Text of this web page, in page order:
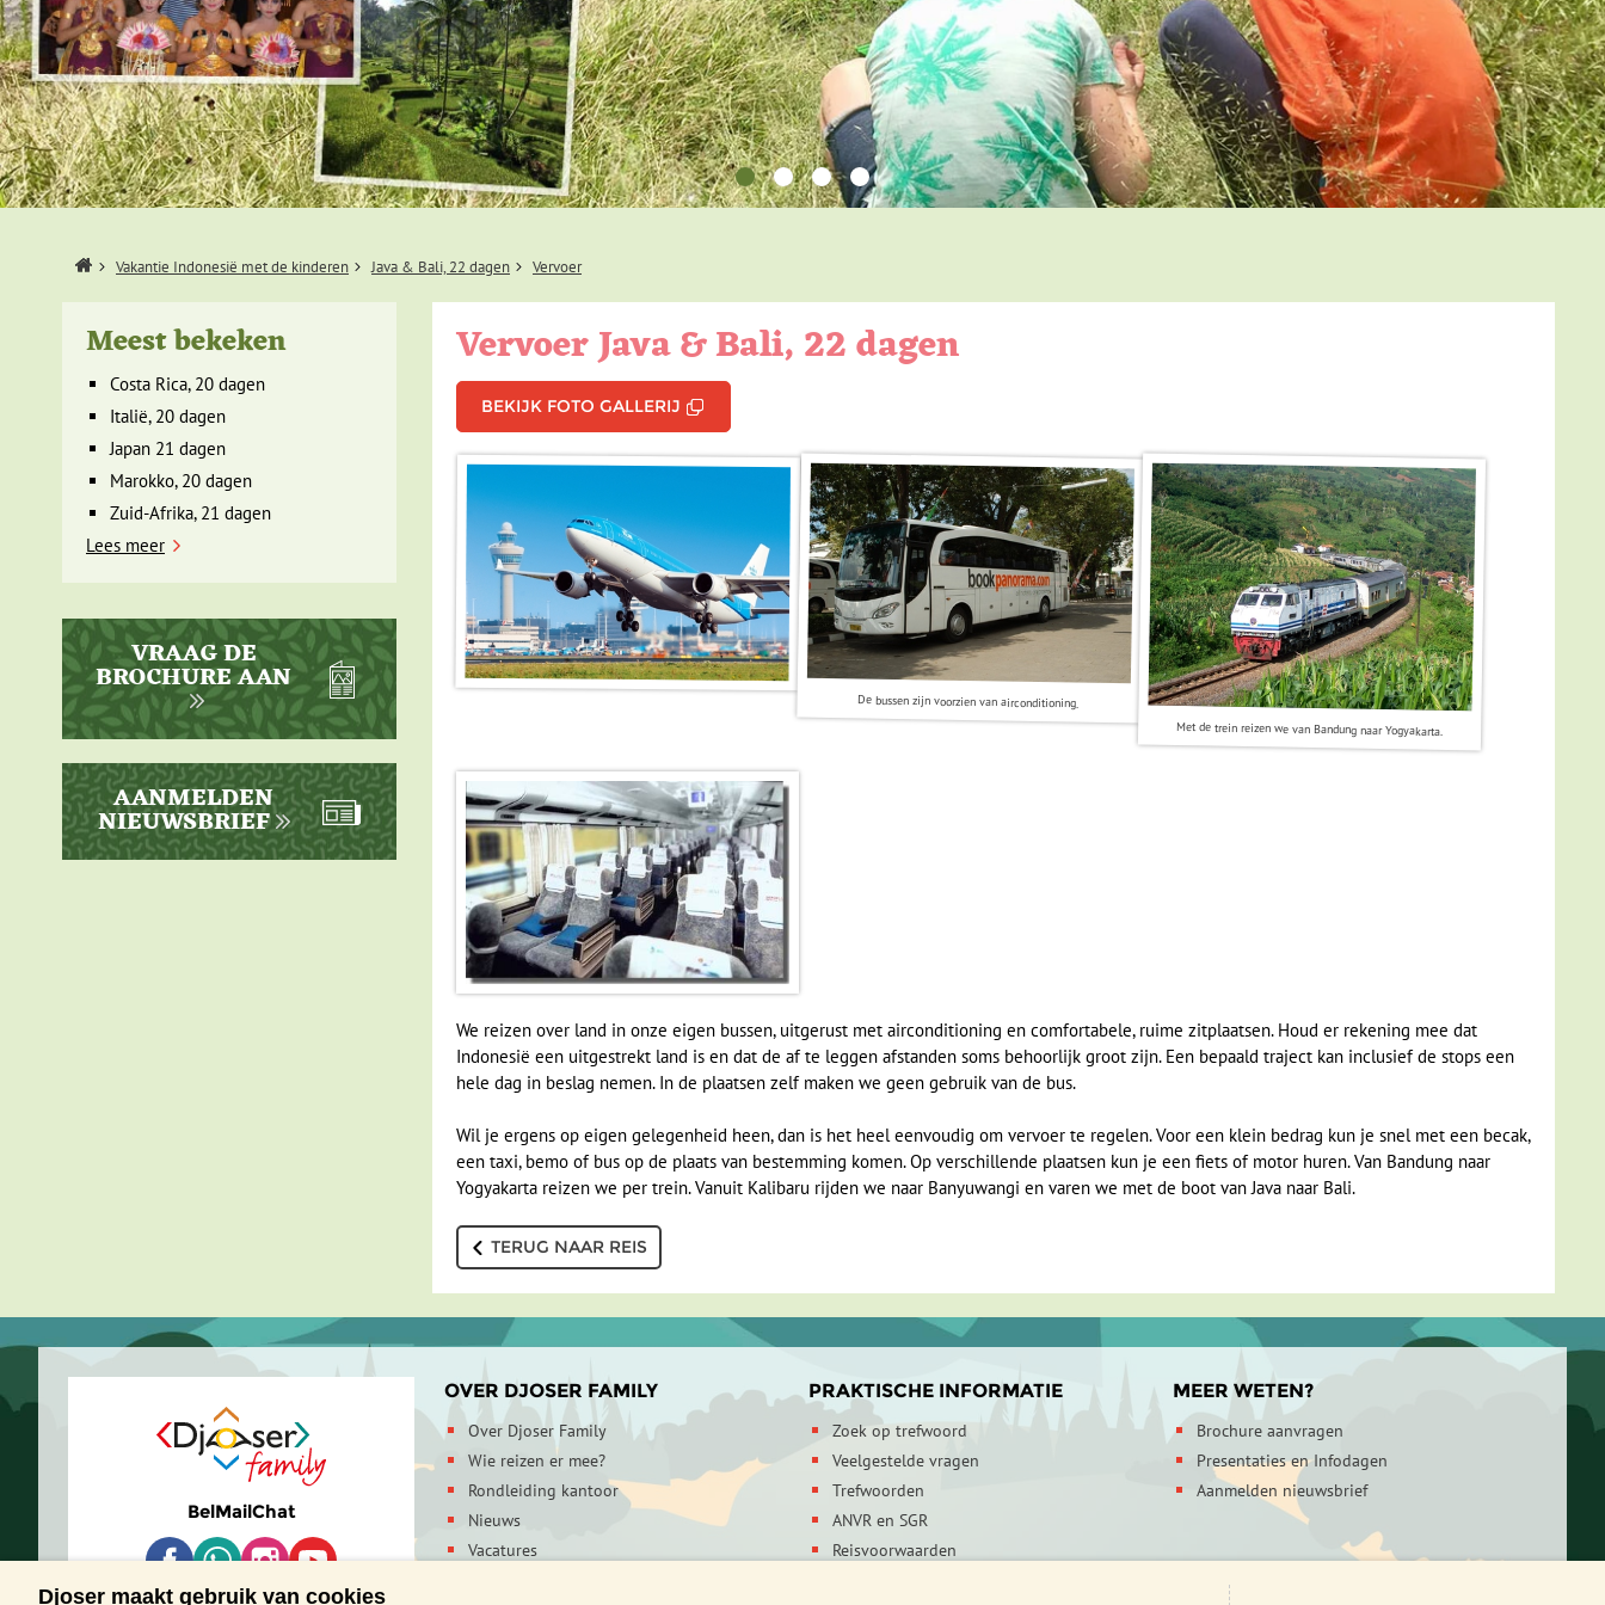
Home Vakantie Indonesië met de kinderen Java & Bali, 22 dagen Vervoer
Vervoer Java & Bali, 22 dagen
BEKIJK FOTO GALLERIJ
De bussen zijn voorzien van airconditioning.
Met de trein reizen we van Bandung naar Yogyakarta.
We reizen over land in onze eigen bussen, uitgerust met airconditioning en comfortabele, ruime zitplaatsen. Houd er rekening mee dat
Indonesië een uitgestrekt land is en dat de af te leggen afstanden soms behoorlijk groot zijn. Een bepaald traject kan inclusief de stops een
hele dag in beslag nemen. In de plaatsen zelf maken we geen gebruik van de bus.
Wil je ergens op eigen gelegenheid heen, dan is het heel eenvoudig om vervoer te regelen. Voor een klein bedrag kun je snel met een becak,
een taxi, bemo of bus op de plaats van bestemming komen. Op verschillende plaatsen kun je een fiets of motor huren. Van Bandung naar
Yogyakarta reizen we per trein. Vanuit Kalibaru rijden we naar Banyuwangi en varen we met de boot van Java naar Bali.
TERUG NAAR REIS
Meest bekeken
Costa Rica, 20 dagen
Italië, 20 dagen
Japan 21 dagen
Marokko, 20 dagen
Zuid-Afrika, 21 dagen
Lees meer
VRAAG DE
BROCHURE AAN
AANMELDEN
NIEUWSBRIEF
BelMailChat
OVER DJOSER FAMILY
Over Djoser Family
Wie reizen er mee?
Rondleiding kantoor
Nieuws
Vacatures
PRAKTISCHE INFORMATIE
Zoek op trefwoord
Veelgestelde vragen
Trefwoorden
ANVR en SGR
Reisvoorwaarden
MEER WETEN?
Brochure aanvragen
Presentaties en Infodagen
Aanmelden nieuwsbrief
Djoser maakt gebruik van cookies